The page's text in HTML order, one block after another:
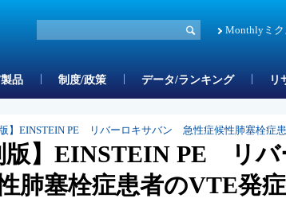
Monthlyミ
品 制度/政策 データ/ランキング リ
版】EINSTEIN PE リバーロキサバン 急性症候性肺塞栓症
版】EINSTEIN PE リ
肺塞栓症患者のVTE発